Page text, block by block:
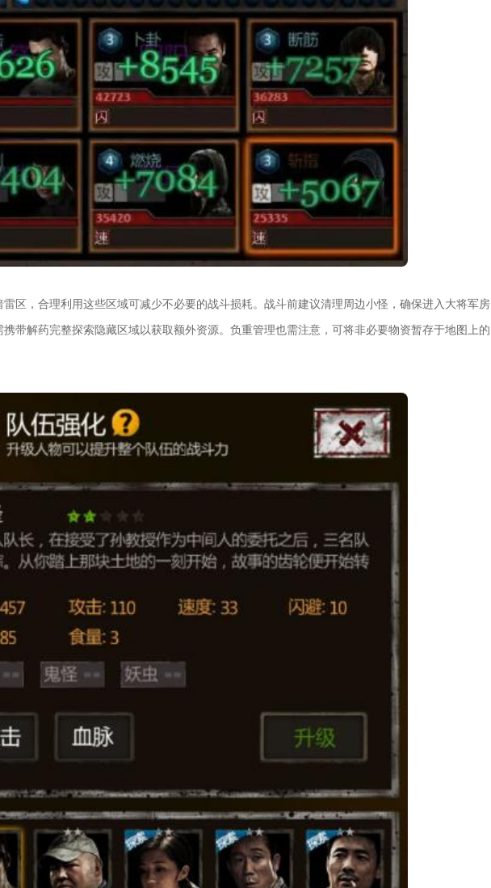
区，合理利用这些区域可减少不必要的战斗损耗。战斗前建议清理周边小怪，确保进入大将军房
带解药完整探索隐藏区域以获取额外资源。负重管理也需注意，可将非必要物资暂存于地图上的